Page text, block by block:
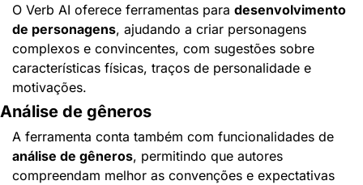
O Verb AI oferece ferramentas para desenvolvimento
de personagens, ajudando a criar personagens
complexos e convincentes, com sugestões sobre
características físicas, traços de personalidade e
motivações.
Análise de gêneros
análise de gêneros, permitindo que autores
compreendam melhor as convenções e expectativas